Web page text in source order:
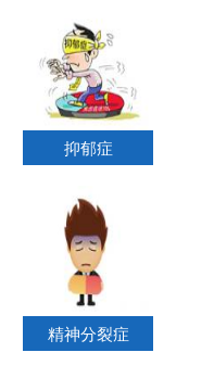
抑郁症
精神分裂症